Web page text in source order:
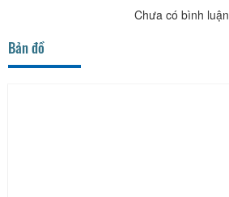
Chưa có bình luận
Bản đồ